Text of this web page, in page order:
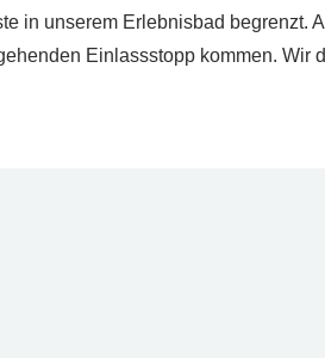
in unserem Erlebnisbad begrenzt.
Einlassstopp kommen. Wir